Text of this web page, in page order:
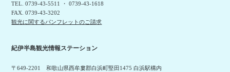
TEL. 0739-43-5511 ・ 0739-43-1618
FAX. 0739-43-3202
観光に関するパンフレットのご請求
紀伊半島観光情報ステーション
〒649-2201 和歌山県西牟婁郡白浜町堅田1475 白浜駅構内